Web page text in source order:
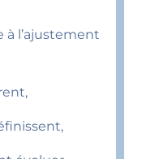
à l’ajustement